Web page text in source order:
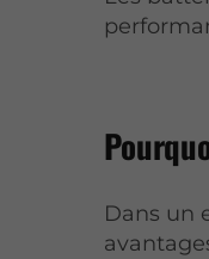
Dans un